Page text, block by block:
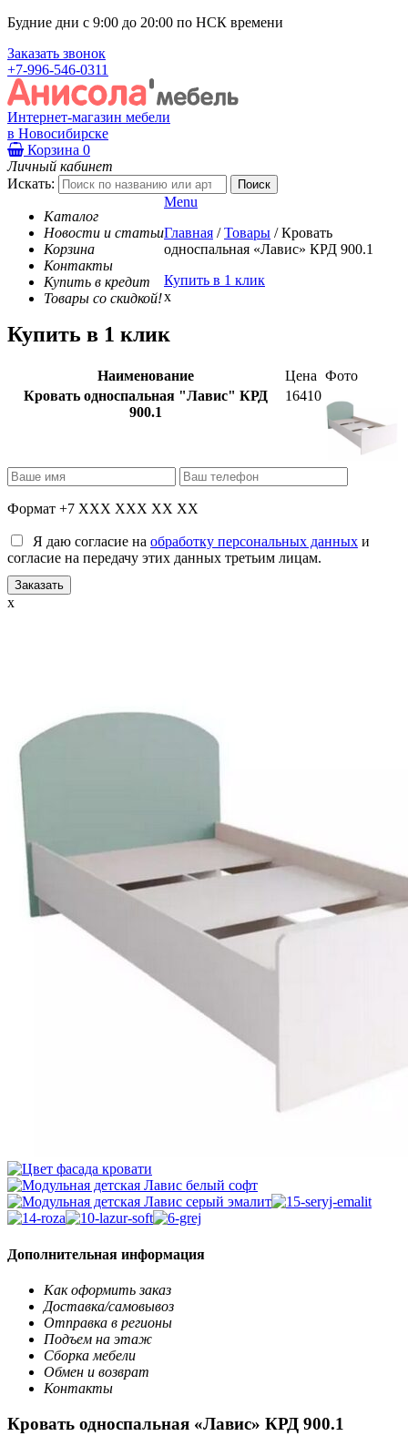
Будние дни с 9:00 до 20:00 по НСК времени
Заказать звонок
+7-996-546-0311
Интернет-магазин мебели
в Новосибирске
Корзина 0
Личный кабинет
Искать:
Каталог
Новости и статьи
Корзина
Контакты
Купить в кредит
Товары со скидкой!
Menu
Главная / Товары / Кровать
односпальная «Лавис» КРД 900.1
Купить в 1 клик
x
Купить в 1 клик
Наименование Цена Фото
Кровать односпальная "Лавис" КРД
900.1
16410
Формат +7 XXX XXX XX XX
Я даю согласие на обработку персональных данных и
согласие на передачу этих данных третьим лицам.
x
Дополнительная информация
Как оформить заказ
Доставка/самовывоз
Отправка в регионы
Подъем на этаж
Сборка мебели
Обмен и возврат
Контакты
Кровать односпальная «Лавис» КРД 900.1